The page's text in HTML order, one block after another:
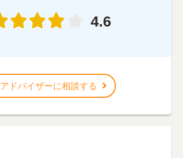
4.6
アドバイザーに相談する